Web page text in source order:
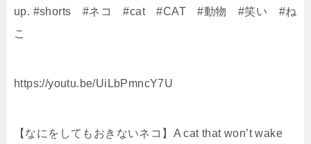
up. #shorts #ネコ #cat #CAT #動物 #笑い #ね
こ
https://youtu.be/UiLbPmncY7U
【なにをしてもおきないネコ】A cat that won’t wake